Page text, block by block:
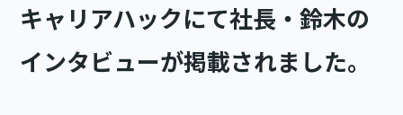
キャリアハックにて社長・鈴木の
インタビューが掲載されました。